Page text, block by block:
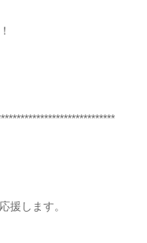
援します。